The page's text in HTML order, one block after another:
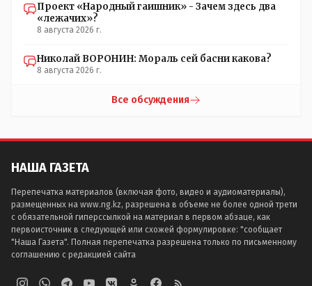
Проект «Народный гаишник» - Зачем здесь два
«лежачих»?
8 августа 2026 г.
Николай ВОРОНИН: Мораль сей басни какова?
8 августа 2026 г.
Все обсуждения
НАША ГАЗЕТА
Перепечатка материалов (включая фото, видео и аудиоматериалы),
размещенных на www.ng.kz, разрешена в объеме не более одной трети
с обязательной гиперссылкой на материал в первом абзаце, как
первоисточник в следующей или схожей формулировке: "сообщает
"Наша Газета". Полная перепечатка разрешена только по письменному
соглашению с редакцией сайта